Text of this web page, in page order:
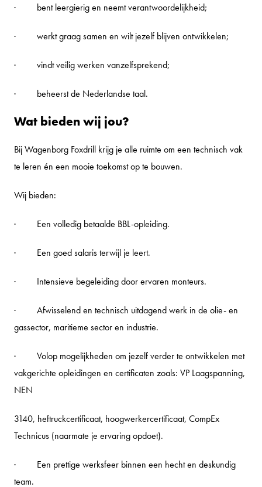
· bent leergierig en neemt verantwoordelijkheid;
· werkt graag samen en wilt jezelf blijven ontwikkelen;
· vindt veilig werken vanzelfsprekend;
· beheerst de Nederlandse taal.
Wat bieden wij jou?
Bij Wagenborg Foxdrill krijg je alle ruimte om een technisch vak
te leren én een mooie toekomst op te bouwen.
Wij bieden:
· Een volledig betaalde BBL-opleiding.
· Een goed salaris terwijl je leert.
· Intensieve begeleiding door ervaren monteurs.
· Afwisselend en technisch uitdagend werk in de olie- en
gassector, maritieme sector en industrie.
· Volop mogelijkheden om jezelf verder te ontwikkelen met
vakgerichte opleidingen en certificaten zoals: VP Laagspanning,
NEN
3140, heftruckcertificaat, hoogwerkercertificaat, CompEx
Technicus (naarmate je ervaring opdoet).
· Een prettige werksfeer binnen een hecht en deskundig
team.